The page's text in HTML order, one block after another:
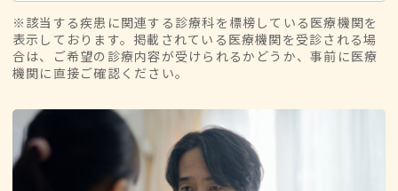
※該当する疾患に関連する診療科を標榜している医療機関を
表示しております。掲載されている医療機関を受診される場
合は、ご希望の診療内容が受けられるかどうか、事前に医療
機関に直接ご確認ください。